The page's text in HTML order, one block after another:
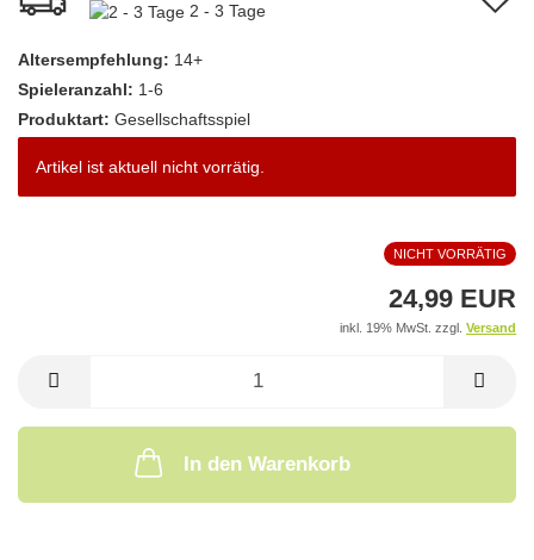
2 - 3 Tage
Altersempfehlung: 14+
Spieleranzahl: 1-6
Produktart: Gesellschaftsspiel
Artikel ist aktuell nicht vorrätig.
NICHT VORRÄTIG
24,99 EUR
inkl. 19% MwSt. zzgl. Versand
In den Warenkorb